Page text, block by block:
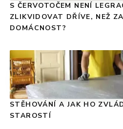
S ČERVOTOČEM NENÍ
ZLIKVIDOVAT DŘÍVE, NEŽ
DOMÁCNOST?
STĚHOVÁNÍ A JAK HO
STAROSTÍ